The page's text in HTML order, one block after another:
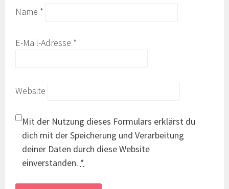
Name *
E-Mail-Adresse *
Website
Mit der Nutzung dieses Formulars erklärst du
dich mit der Speicherung und Verarbeitung
deiner Daten durch diese Website
einverstanden. *